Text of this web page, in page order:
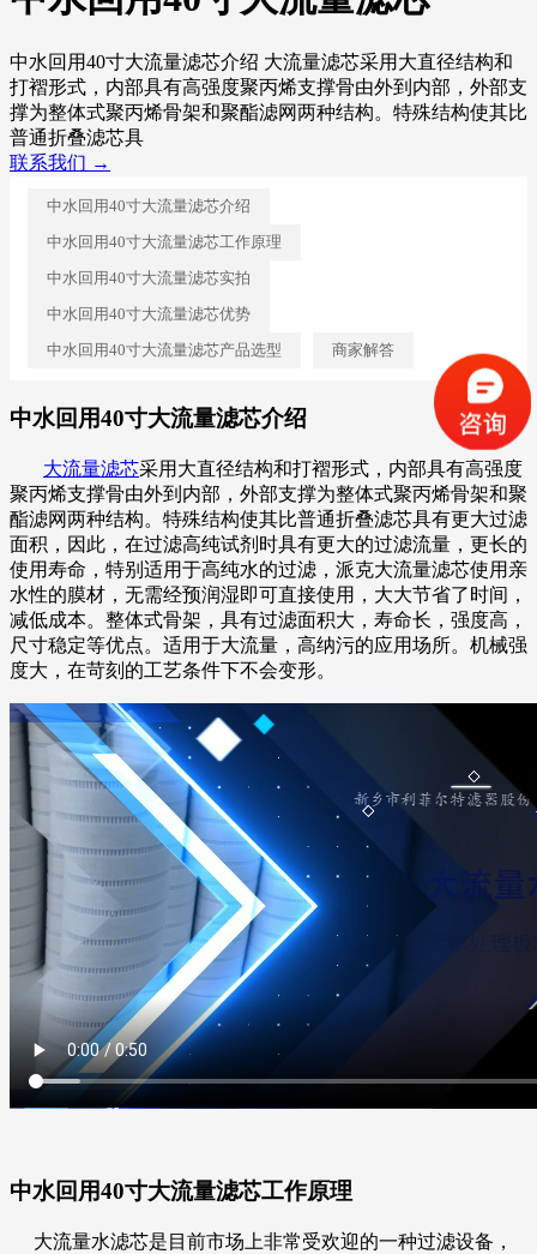
中水回用40寸大流量滤芯介绍 大流量滤芯采用大直径结构和
打褶形式，内部具有高强度聚丙烯支撑骨由外到内部，外部支
撑为整体式聚丙烯骨架和聚酯滤网两种结构。特殊结构使其比
普通折叠滤芯具
联系我们 →
中水回用40寸大流量滤芯介绍
中水回用40寸大流量滤芯工作原理
中水回用40寸大流量滤芯实拍
中水回用40寸大流量滤芯优势
中水回用40寸大流量滤芯产品选型
商家解答
中水回用40寸大流量滤芯介绍
大流量滤芯采用大直径结构和打褶形式，内部具有高强度
聚丙烯支撑骨由外到内部，外部支撑为整体式聚丙烯骨架和聚
酯滤网两种结构。特殊结构使其比普通折叠滤芯具有更大过滤
面积，因此，在过滤高纯试剂时具有更大的过滤流量，更长的
使用寿命，特别适用于高纯水的过滤，派克大流量滤芯使用亲
水性的膜材，无需经预润湿即可直接使用，大大节省了时间，
减低成本。整体式骨架，具有过滤面积大，寿命长，强度高，
尺寸稳定等优点。适用于大流量，高纳污的应用场所。机械强
度大，在苛刻的工艺条件下不会变形。
中水回用40寸大流量滤芯工作原理
大流量水滤芯是目前市场上非常受欢迎的一种过滤设备，